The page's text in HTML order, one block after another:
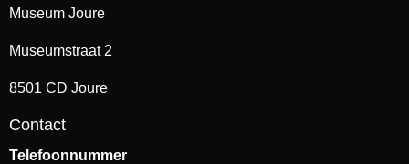
Museum Joure
Museumstraat 2
8501 CD Joure
Contact
Telefoonnummer